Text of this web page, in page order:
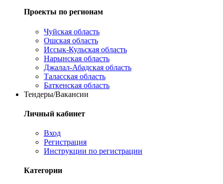
Проекты по регионам
Чуйская область
Ошская область
Иссык-Кульская область
Нарынская область
Джалал-Абадская область
Таласская область
Баткенская область
Тендеры/Вакансии
Личный кабинет
Вход
Регистрация
Инструкции по регистрации
Категории